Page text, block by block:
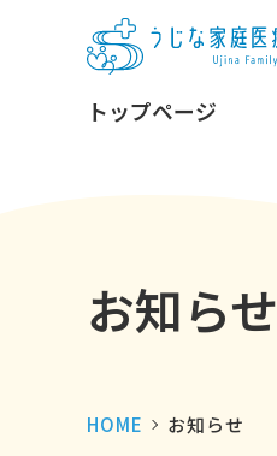
トップページ
お知らせ
HOME お知らせ